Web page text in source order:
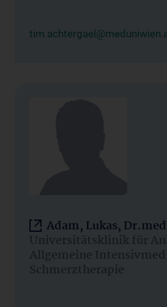
Adam, Lukas,
Universitätsklinik für
Allgemeine
Schmerztherapie